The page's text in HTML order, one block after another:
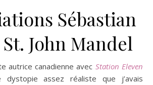
Sébastian
John Mandel
autrice canadienne avec Station Eleven
assez réaliste que j’avais